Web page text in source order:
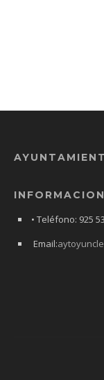
• Teléfono: 925
Email: